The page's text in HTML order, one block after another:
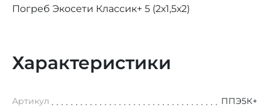
Погреб Экосети Классик+ 5 (2х1,5х2)
Характеристики
Артикул
ППЭ5К+